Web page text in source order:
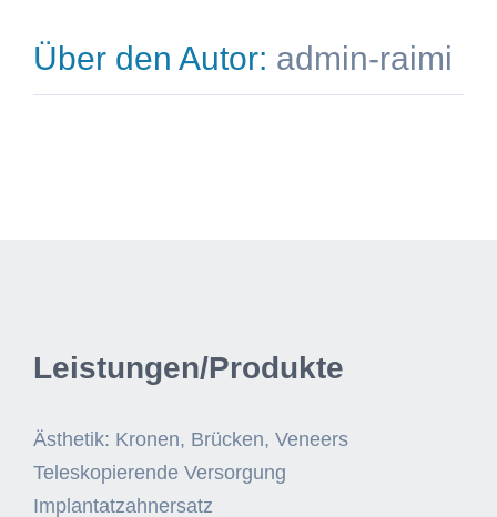
Über den Autor: admin-raimi
Leistungen/Produkte
Ästhetik: Kronen, Brücken, Veneers
Teleskopierende Versorgung
Implantatzahnersatz